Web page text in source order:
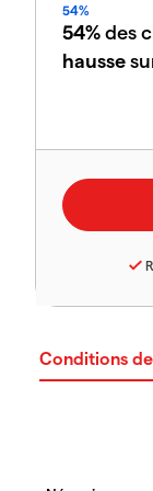
54%
54%des
hausse
Conditions